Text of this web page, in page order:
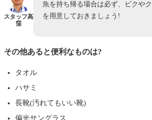
スタッフ高
窪
魚を持ち帰る場合は必ず、ビクや
を用意しておきましょう!
その他あると便利なものは?
タオル
ハサミ
長靴(汚れてもいい靴)
偏光サングラス